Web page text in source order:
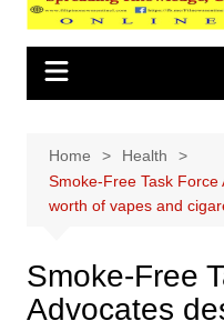
Home
Health
Smoke-Free Task
worth of vapes and
Smoke-Free
Advocates